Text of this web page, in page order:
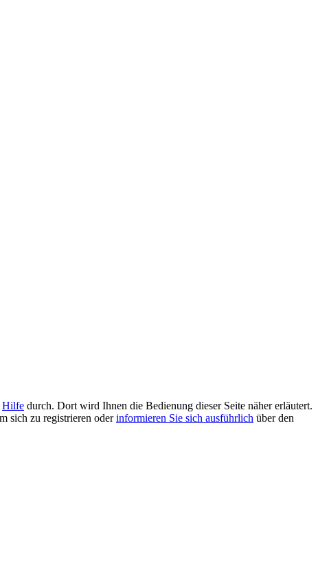
Hilfe durch. Dort wird Ihnen die Bedienung dieser Seite näher erläutert.
sich zu registrieren oderinformieren Sie sich ausführlich über den